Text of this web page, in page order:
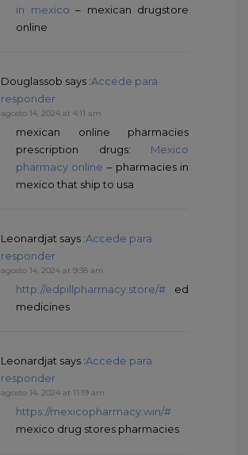
in mexico – mexican drugstore
online
Douglassob says :Accede para
responder
agosto 14, 2024 at 4:11 am
mexican online pharmacies
prescription drugs: Mexico
pharmacy online – pharmacies in
mexico that ship to usa
Leonardjat says :Accede para
responder
agosto 14, 2024 at 9:38 am
http://edpillpharmacy.store/# ed
medicines
Leonardjat says :Accede para
responder
agosto 14, 2024 at 11:19 am
https://mexicopharmacy.win/#
mexico drug stores pharmacies